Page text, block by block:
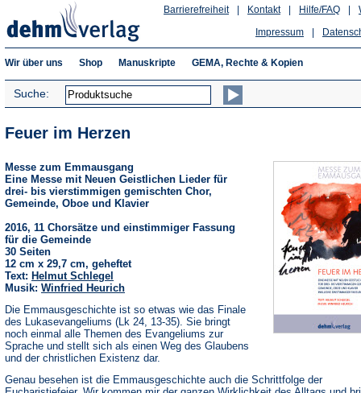
Hilfe/FAQ
Kontakt
Barrierefreiheit
Impressum
Wir über uns Shop Manuskripte GEMA, Rechte & Kopien
Suche:
Feuer im Herzen
Messe zum Emmausgang
Eine Messe mit Neuen Geistlichen Lieder für
drei- bis vierstimmigen gemischten Chor,
Gemeinde, Oboe und Klavier
2016, 11 Chorsätze und einstimmiger Fassung
für die Gemeinde
30 Seiten
12 cm x 29,7 cm, geheftet
Text: Helmut Schlegel
Musik: Winfried Heurich
Die Emmausgeschichte ist so etwas wie das Finale
des Lukasevangeliums (Lk 24, 13-35). Sie bringt
noch einmal alle Themen des Evangeliums zur
Sprache und stellt sich als einen Weg des Glaubens
und der christlichen Existenz dar.
Genau besehen ist die Emmausgeschichte auch die Schrittfolge der